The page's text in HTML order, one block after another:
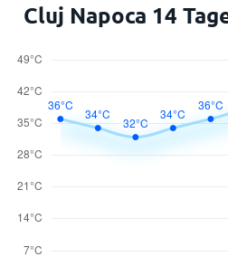
Cluj Napoca 14